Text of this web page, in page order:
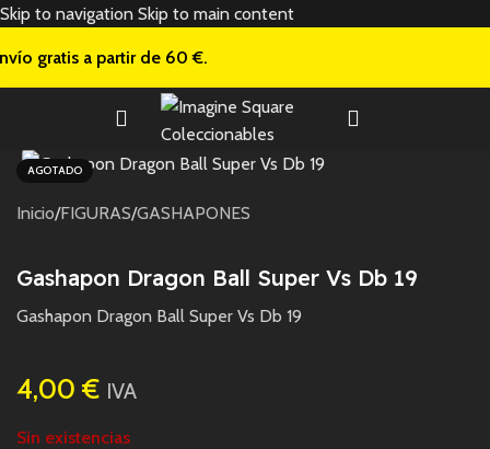
Skip to navigation Skip to main content
gratis a partir de 60 €.
AGOTADO
Inicio/FIGURAS/GASHAPONES
Gashapon Dragon Ball Super Vs Db 19
Gashapon Dragon Ball Super Vs Db 19
4,00 € IVA
Sin existencias